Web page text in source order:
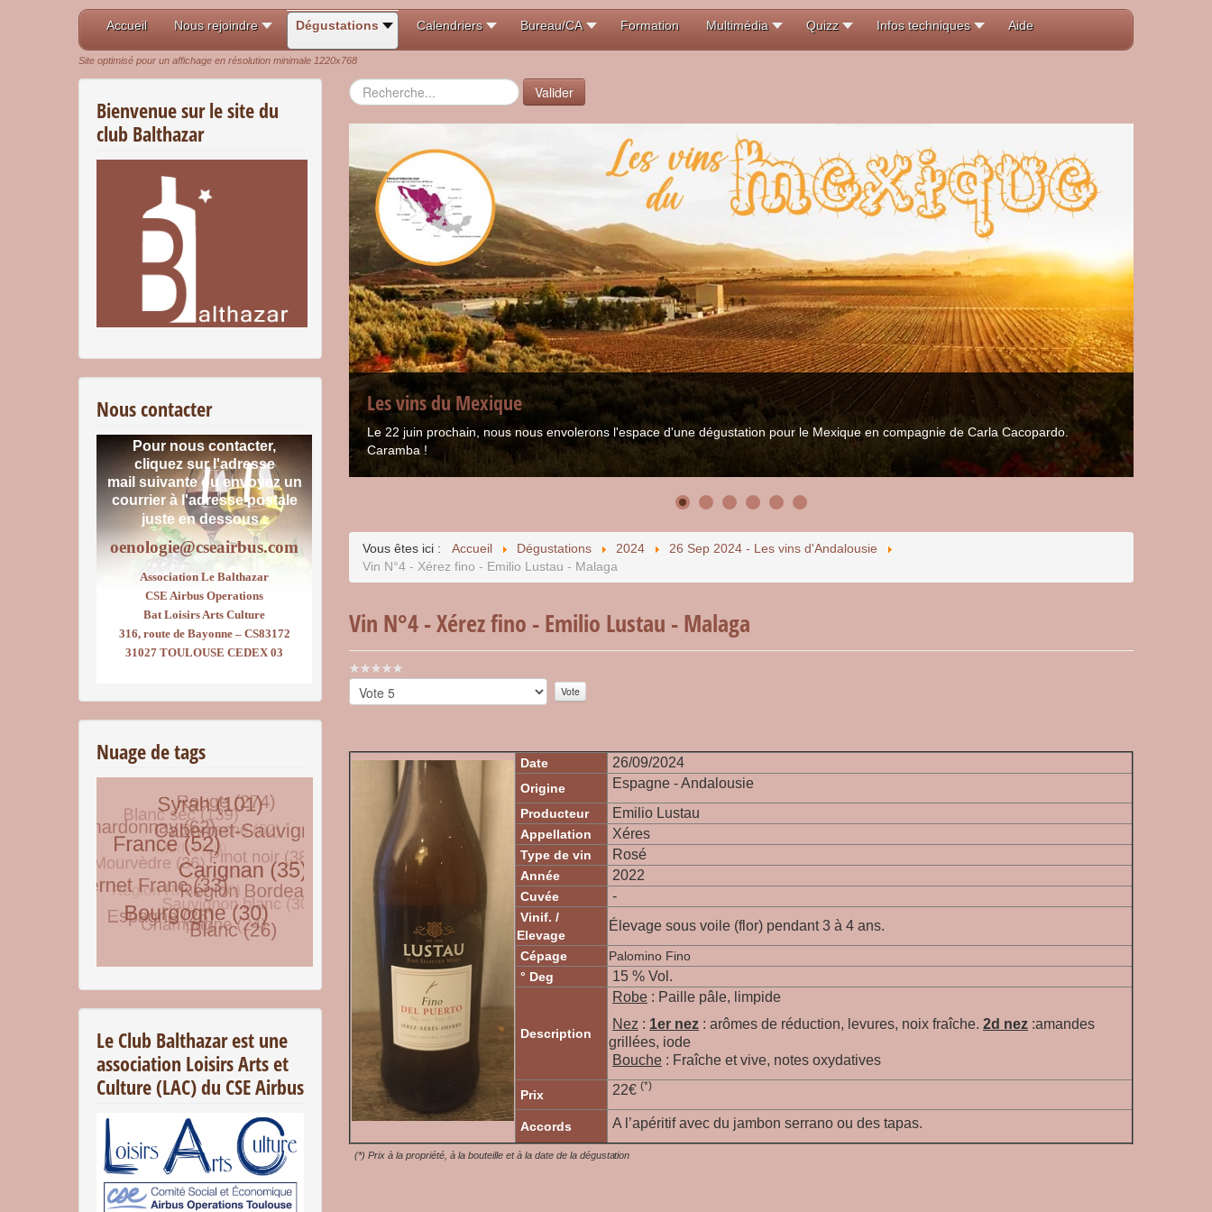
Accueil Nous rejoindre Dégustations Calendriers Bureau/CA Formation Multimédia Quizz Infos techniques Aide
Site optimisé pour un affichage en résolution minimale 1220x768
Bienvenue sur le site du
club Balthazar
Nous contacter
Pour nous contacter,
cliquez sur l'adresse
mail suivante ou envoyez un
courrierà l'adresse postale
juste en dessous :
oenologie@cseairbus.com
Association Le Balthazar
CSE Airbus Operations
Bat Loisirs Arts Culture
316, route de Bayonne – CS83172
31027 TOULOUSE CEDEX 03
Nuage de tags
Le Club Balthazar est une
association Loisirs Arts et
Culture (LAC) du CSE Airbus
Rechercher Valider
Les vins du Mexique
Le 22 juin prochain, nous nous envolerons l'espace d'une dégustation pour le Mexique en compagnie de Carla Cacopardo.
Caramba !
Vous êtes ici : Accueil Dégustations 2024
26 Sep 2024 - Les vins d'Andalousie
Vin N°4 - Xérez fino - Emilio Lustau - Malaga
Vin N°4 - Xérez fino - Emilio Lustau - Malaga
Vote
utilisateur:
Veuillez
voter
Date 26/09/2024
Origine Espagne - Andalousie
Producteur Emilio Lustau
Appellation Xéres
Type de vin Rosé
Année 2022
Cuvée -
Vinif. /
Elevage
Élevage sous voile (flor) pendant 3 à 4 ans.
Cépage
Palomino Fino
° Deg
15 % Vol.
Description
Robe : Paille pâle, limpide
Nez : 1er nez : arômes de réduction, levures, noix fraîche. 2d nez :amandes
grillées, iode
Bouche : Fraîche et vive, notes oxydatives
Prix 22€ (*)
Accords A l’apéritif avec du jambon serrano ou des tapas.
(*) Prix à la propriété, à la bouteille et à la date de la dégustation